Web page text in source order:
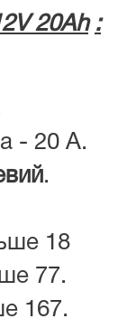
V20Ah :
- 20 A.
.
18
77.
167.